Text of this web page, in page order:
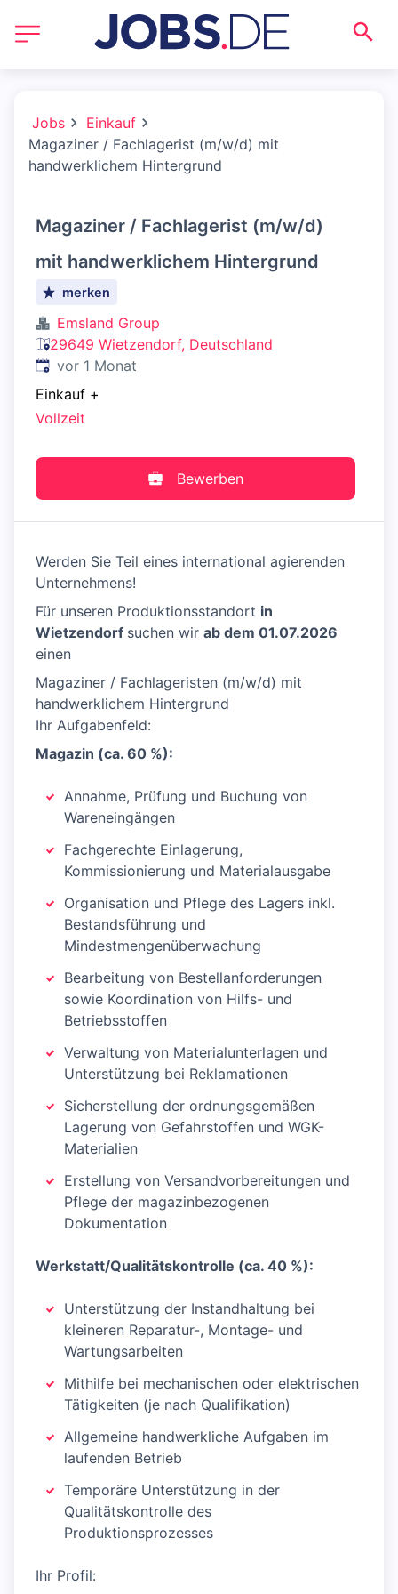
Jobs
Einkauf
Magaziner / Fachlagerist (m/w/d) mit
handwerklichem Hintergrund
Magaziner / Fachlagerist (m/w/d)
mit handwerklichem Hintergrund
merken
Emsland Group
29649 Wietzendorf, Deutschland
Veröffentlicht:
vor 1 Monat
Einkauf +
Vollzeit
Bewerben
Werden Sie Teil eines international agierenden
Unternehmens!
Für unseren Produktionsstandort in
Wietzendorf suchen wir ab dem 01.07.2026
einen
Magaziner / Fachlageristen (m/w/d) mit
handwerklichem Hintergrund
Ihr Aufgabenfeld:
Magazin (ca. 60 %):
Annahme, Prüfung und Buchung von
Wareneingängen
Fachgerechte Einlagerung,
Kommissionierung und Materialausgabe
Organisation und Pflege des Lagers inkl.
Bestandsführung und
Mindestmengenüberwachung
Bearbeitung von Bestellanforderungen
sowie Koordination von Hilfs- und
Betriebsstoffen
Verwaltung von Materialunterlagen und
Unterstützung bei Reklamationen
Sicherstellung der ordnungsgemäßen
Lagerung von Gefahrstoffen und WGK-
Materialien
Erstellung von Versandvorbereitungen und
Pflege der magazinbezogenen
Dokumentation
Werkstatt/Qualitätskontrolle (ca. 40 %):
Unterstützung der Instandhaltung bei
kleineren Reparatur-, Montage- und
Wartungsarbeiten
Mithilfe bei mechanischen oder elektrischen
Tätigkeiten (je nach Qualifikation)
Allgemeine handwerkliche Aufgaben im
laufenden Betrieb
Temporäre Unterstützung in der
Qualitätskontrolle des
Produktionsprozesses
Ihr Profil: